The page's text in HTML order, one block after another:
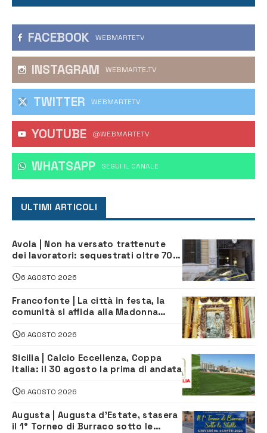
FACEBOOK WEBMARTETV
INSTAGRAM WEBMARTE.TV
TWITTER WEBMARTETV
YOUTUBE @WEBMARTETV
WHATSAPP ‎SEGUI IL CANALE
ULTIMI ARTICOLI
Avola | Non ha versato trattenute
dei lavoratori: sequestrati oltre 700
climatizzazione
6 AGOSTO 2026
Francofonte | La città in festa, la
comunità si affida alla Madonna
6 AGOSTO 2026
Sicilia | Calcio Eccellenza, Coppa
Italia: il 30 agosto la prima di andata
6 AGOSTO 2026
Augusta | Augusta d’Estate, stasera
il 1° Torneo di Burraco sotto le